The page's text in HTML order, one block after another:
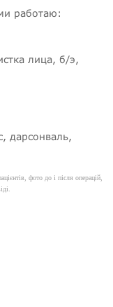
работаю:
лица, б/э,
дарсонваль,
фото до і після операцій,